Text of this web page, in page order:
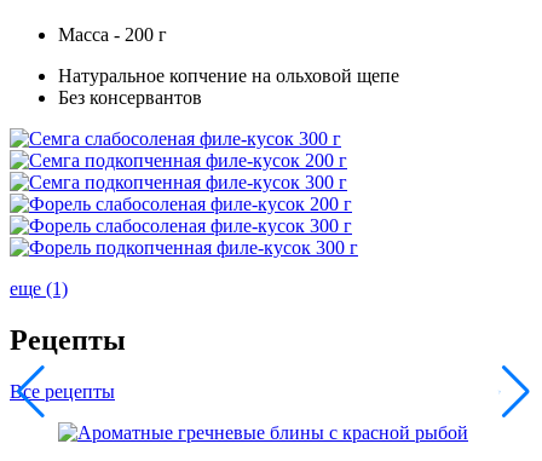
Масса - 200 г
Натуральное копчение на ольховой щепе
Без консервантов
еще (1)
Рецепты
Все рецепты